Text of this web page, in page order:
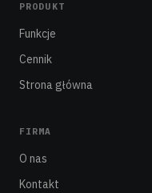
PRODUKT
Funkcje
Cennik
Strona główna
FIRMA
O nas
Kontakt